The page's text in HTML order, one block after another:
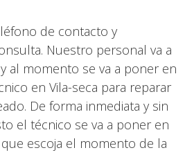
de contacto y
Nuestro personal va a
al momento se va a poner en
en Vila-seca para reparar
De forma inmediata y sin
el técnico se va a poner en
escoja el momento de la